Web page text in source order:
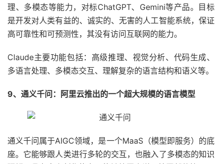
理、多模态等能力，对标ChatGPT、Gemini等产品。目标
是开发对人类有益的、诚实的、无害的人工智能系统，保证
高可靠性和可预测性，其没有访问互联网的能力。
Claude主要功能包括：高级推理、视觉分析、代码生成、
多语言处理、多模态交互、理解复杂的语言结构和语义等。
9、通义千问：阿里云推出的一个超大规模的语言模型
通义千问属于AIGC领域，是一个MaaS（模型即服务）的底
座。它能够跟人类进行多轮的交互，也融入了多模态的知识